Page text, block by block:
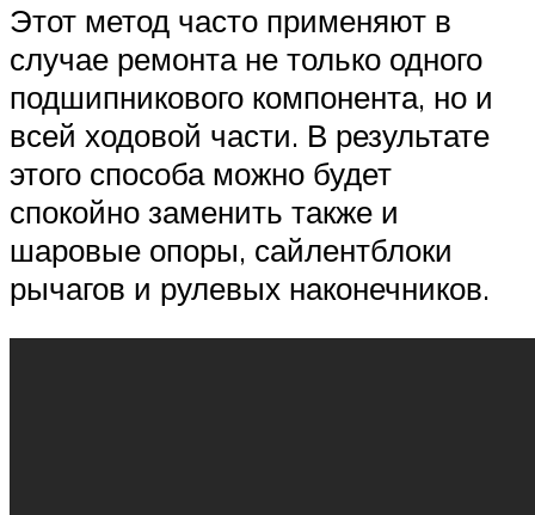
Этот метод часто применяют в
случае ремонта не только одного
подшипникового компонента, но и
всей ходовой части. В результате
этого способа можно будет
спокойно заменить также и
шаровые опоры, сайлентблоки
рычагов и рулевых наконечников.